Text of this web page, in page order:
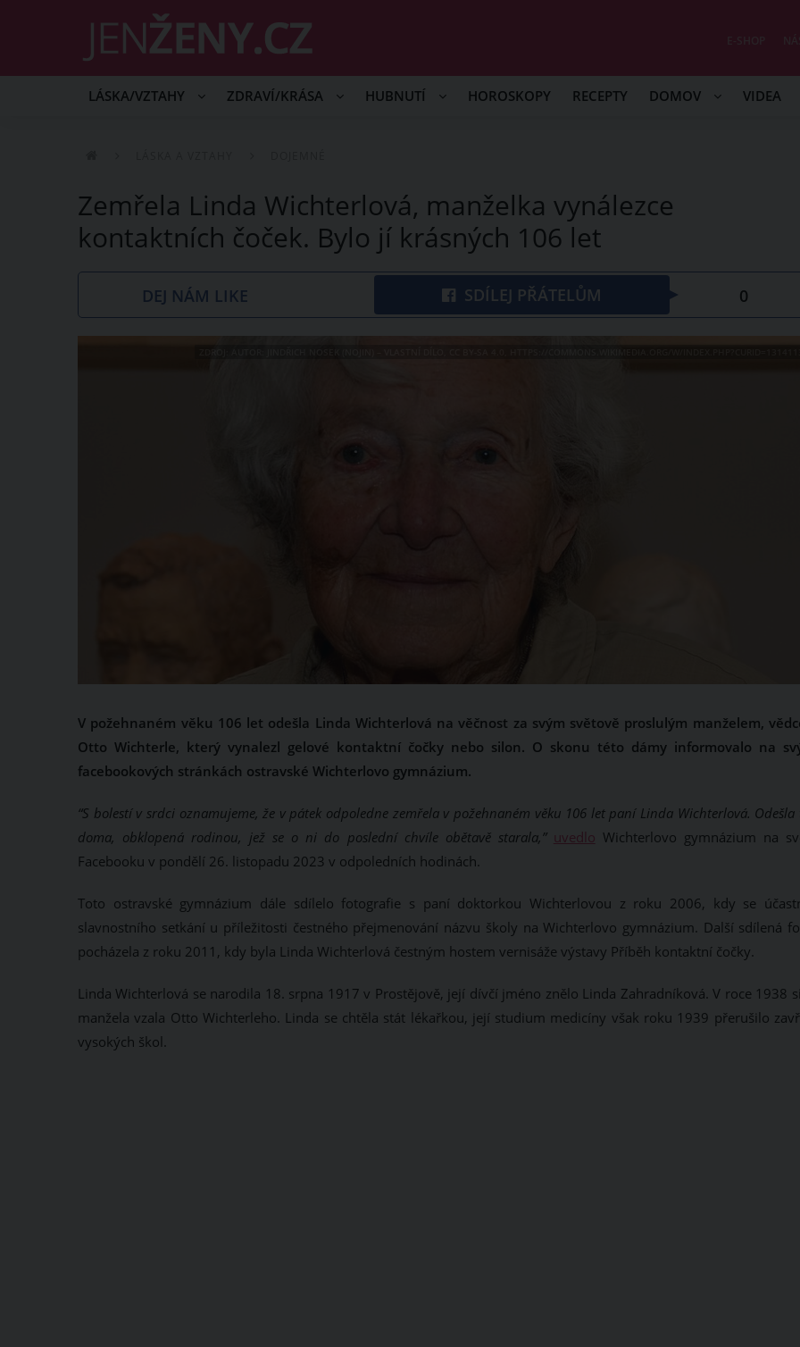
LÁSKA/VZTAHY ZDRAVÍ/KRÁSA HUBNUTÍ HOROSKOPY RECEPTY DOMOV VIDEA
Zemřela Linda Wichterlová, manželka vynálezce
kontaktních čoček. Bylo jí krásných 106 let
DEJ NÁM LIKE SDÍLEJ PŘÁTELŮM 0
V požehnaném věku 106 let odešla Linda Wichterlová na věčnost za svým světově proslulým manželem,
Otto Wichterle, který vynalezl gelové kontaktní čočky nebo silon. O skonu této dámy informovalo na
facebookových stránkách ostravské Wichterlovo gymnázium.
“S bolestí v srdci oznamujeme, že v pátek odpoledne zemřela v požehnaném věku 106 let paní Linda Wichterlová. Odešla
doma, obklopená rodinou, jež se o ni do poslední chvíle obětavě starala,” uvedlo Wichterlovo gymnázium na
Facebooku v pondělí 26. listopadu 2023 v odpoledních hodinách.
Toto ostravské gymnázium dále sdílelo fotografie s paní doktorkou Wichterlovou z roku 2006, kdy se
slavnostního setkání u příležitosti čestného přejmenování názvu školy na Wichterlovo gymnázium. Další sdílená
pocházela z roku 2011, kdy byla Linda Wichterlová čestným hostem vernisáže výstavy Příběh kontaktní čočky.
Linda Wichterlová se narodila 18. srpna 1917 v Prostějově, její dívčí jméno znělo Linda Zahradníková. V roce 1938
manžela vzala Otto Wichterleho. Linda se chtěla stát lékařkou, její studium medicíny však roku 1939 přerušilo
vysokých škol.